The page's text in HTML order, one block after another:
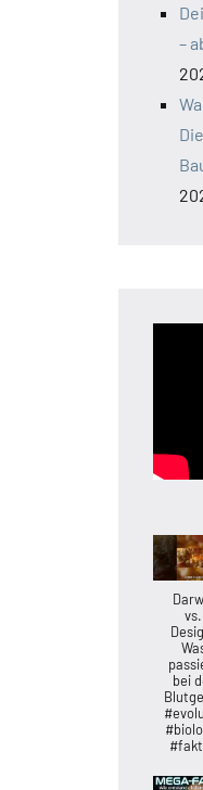
–
vs.
bei